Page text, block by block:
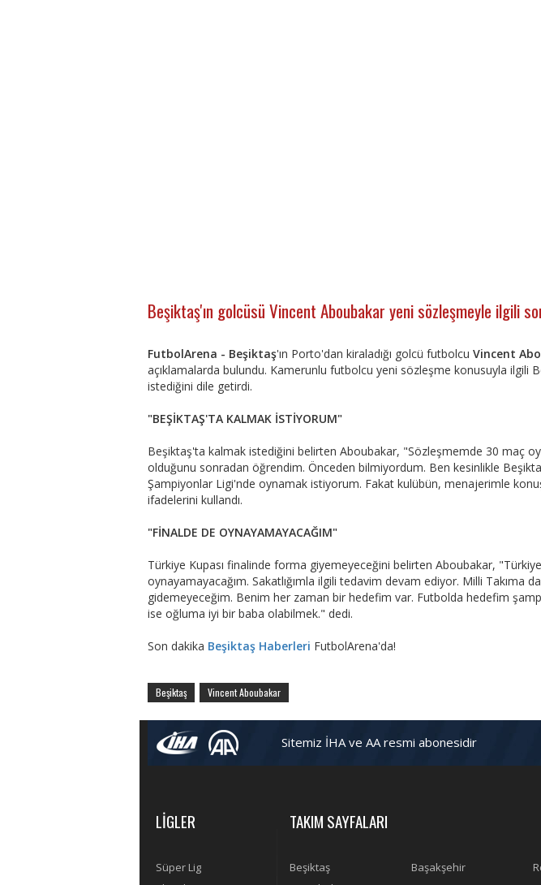
Beşiktaş'ın golcüsü Vincent Aboubakar yeni sözleşmeyle ilgili
FutbolArena - Beşiktaş'ın Porto'dan kiraladığı golcü futbolcu Vincent
açıklamalarda bulundu. Kamerunlu futbolcu yeni sözleşme konusuyla ilgili
istediğini dile getirdi.
"BEŞİKTAŞ'TA KALMAK İSTİYORUM"
Beşiktaş'ta kalmak istediğini belirten Aboubakar, "Sözleşmemde 30 maç
olduğunu sonradan öğrendim. Önceden bilmiyordum. Ben kesinlikle
Şampiyonlar Ligi'nde oynamak istiyorum. Fakat kulübün, menajerimle
ifadelerini kullandı.
"FİNALDE DE OYNAYAMAYACAĞIM"
Türkiye Kupası finalinde forma giyemeyeceğini belirten Aboubakar,
oynayamayacağım. Sakatlığımla ilgili tedavim devam ediyor. Milli Takıma
gidemeyeceğim. Benim her zaman bir hedefim var. Futbolda hedefim
ise oğluma iyi bir baba olabilmek." dedi.
Son dakika Beşiktaş Haberleri FutbolArena'da!
Beşiktaş Vincent Aboubakar
Sitemiz İHA ve AA resmi abonesidir
LİGLER
Süper Lig
TAKIM SAYFALARI
Beşiktaş Başakşehir